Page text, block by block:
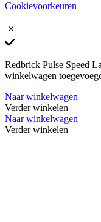
Cookievoorkeuren
Redbrick Pulse Speed
winkelwagen
Naar winkelwagen
Verder winkelen
Naar winkelwagen
Verder winkelen